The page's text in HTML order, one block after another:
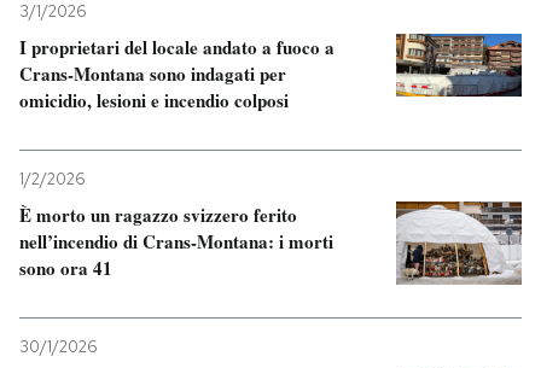
SHOP
CALENDARIO
AREA PERSONALE
Entra
3/1/2026
I proprietari del locale andato a fuoco a
Crans-Montana sono indagati per
omicidio, lesioni e incendio colposi
1/2/2026
È morto un ragazzo svizzero ferito
nell’incendio di Crans-Montana: i morti
sono ora 41
30/1/2026